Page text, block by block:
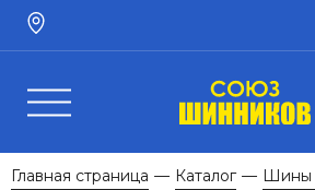
Главная страница — Каталог — Шины